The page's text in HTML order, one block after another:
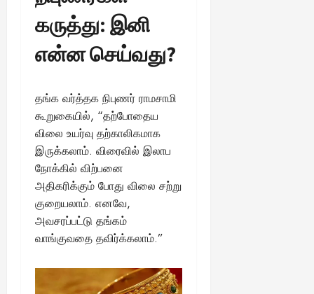
கருத்து: இனி
என்ன செய்வது?
தங்க வர்த்தக நிபுணர் ராமசாமி
கூறுகையில், “தற்போதைய
விலை உயர்வு தற்காலிகமாக
இருக்கலாம். விரைவில் இலாப
நோக்கில் விற்பனை
அதிகரிக்கும் போது விலை சற்று
குறையலாம். எனவே,
அவசரப்பட்டு தங்கம்
வாங்குவதை தவிர்க்கலாம்.”